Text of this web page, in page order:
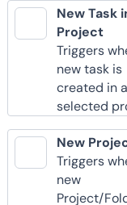
New Task
Project
Triggers
new task is
created in a
selected
New
Triggers
new
Project/